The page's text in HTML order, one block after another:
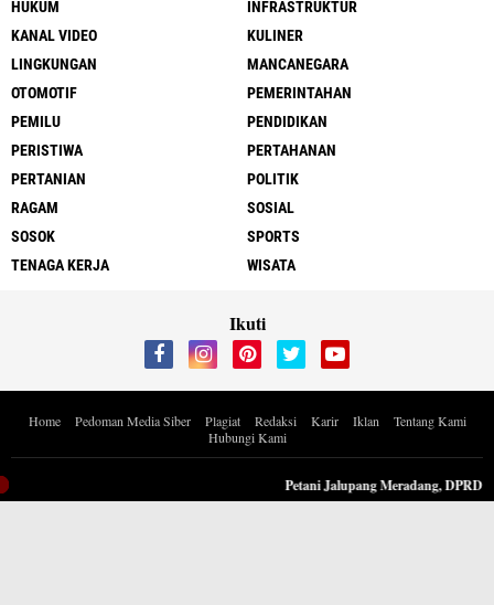
HUKUM
INFRASTRUKTUR
KANAL VIDEO
KULINER
LINGKUNGAN
MANCANEGARA
OTOMOTIF
PEMERINTAHAN
PEMILU
PENDIDIKAN
PERISTIWA
PERTAHANAN
PERTANIAN
POLITIK
RAGAM
SOSIAL
SOSOK
SPORTS
TENAGA KERJA
WISATA
Ikuti
Petani Jalupang Meradang, DPRD
Home Pedoman Media Siber Plagiat Redaksi Karir Iklan
Tentang Kami
Hubungi Kami
2026 Berita Inspiratif Progresif.id by ApoedCyber